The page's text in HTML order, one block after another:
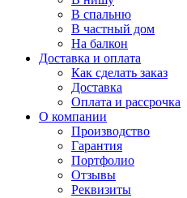
В спальню
В частный дом
На балкон
Доставка и оплата
Как сделать заказ
Доставка
Оплата и рассрочка
О компании
Производство
Гарантия
Портфолио
Отзывы
Реквизиты